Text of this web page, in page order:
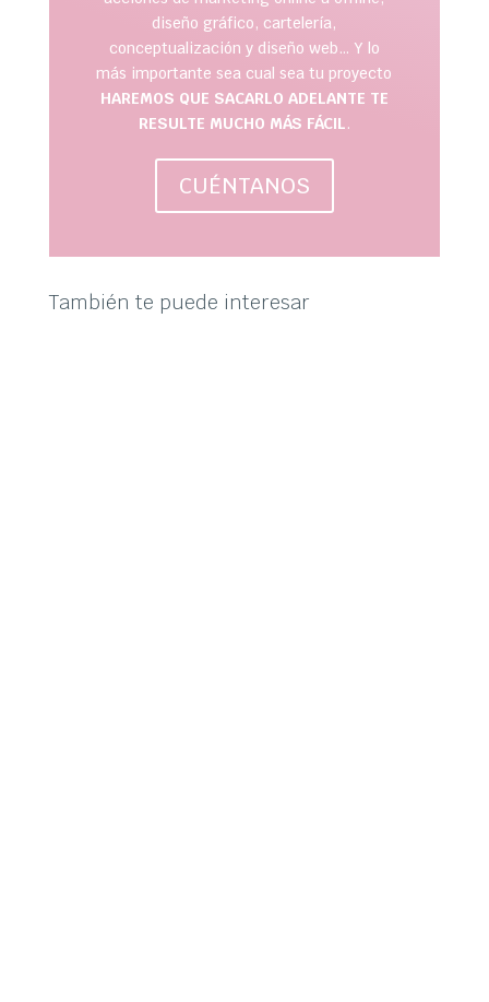
diseño gráfico, cartelería,
conceptualización y diseño web… Y lo
más importante sea cual sea tu proyecto
HAREMOS QUE SACARLO ADELANTE TE
RESULTE MUCHO MÁS FÁCIL.
CUÉNTANOS
También te puede interesar